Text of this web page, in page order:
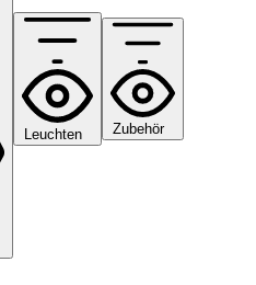
Leuchten Zubehör